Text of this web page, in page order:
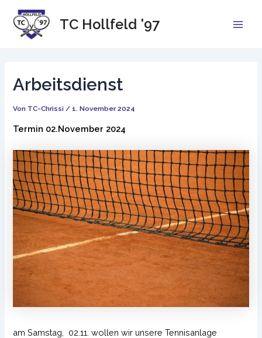
Inhalt
springen
TC Hollfeld '97
Arbeitsdienst
Von TC-Chrissi/1. November 2024
Termin 02.November 2024
am Samstag, 02.11. wollen wir unsere Tennisanlage